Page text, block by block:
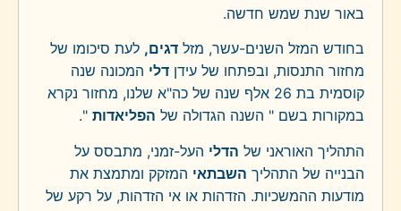
באור שנת שמש חדשה.
בחודש המזל השנים-עשר, מזל דגים, לעת סיכומו של
מחזור התנסות, ובפתחו של עידן דלי המכונה שנה
קוסמית בת 26 אלף שנה של כה"א שלנו, מחזור נקרא
במקורות בשם " השנה הגדולה של הפליאדות ".
התהליך האוראני של הדלי העל-זמני, מתבסס על
הבנייה של התהליך השבתאי המזקק ומתמצת את
מודעות ההמשכיות. הזדהות או אי הזדהות, על רקע של